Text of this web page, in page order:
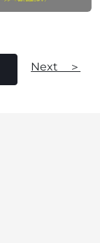
Next ＞